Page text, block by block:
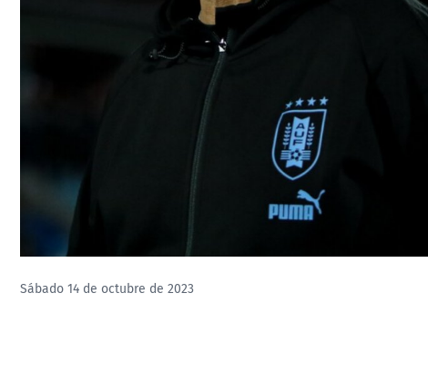
Sábado 14 de octubre de 2023